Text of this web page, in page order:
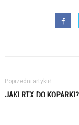
Poprzedni artykuł
JAKI RTX DO KOPARKI?